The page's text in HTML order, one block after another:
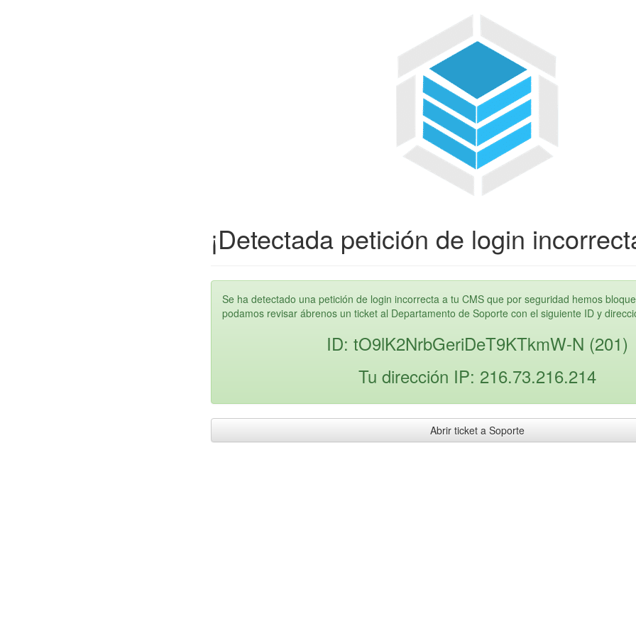
¡Detectada petición de login
Se ha detectado una petición de login incorrecta a tu CMS que por seguridad hemos
podamos revisar ábrenos un ticket al Departamento de Soporte con el siguiente ID y
ID: tO9lK2NrbGeriDeT9KTkmW-N (201)
Tu dirección IP: 216.73.216.214
Abrir ticket a Soporte